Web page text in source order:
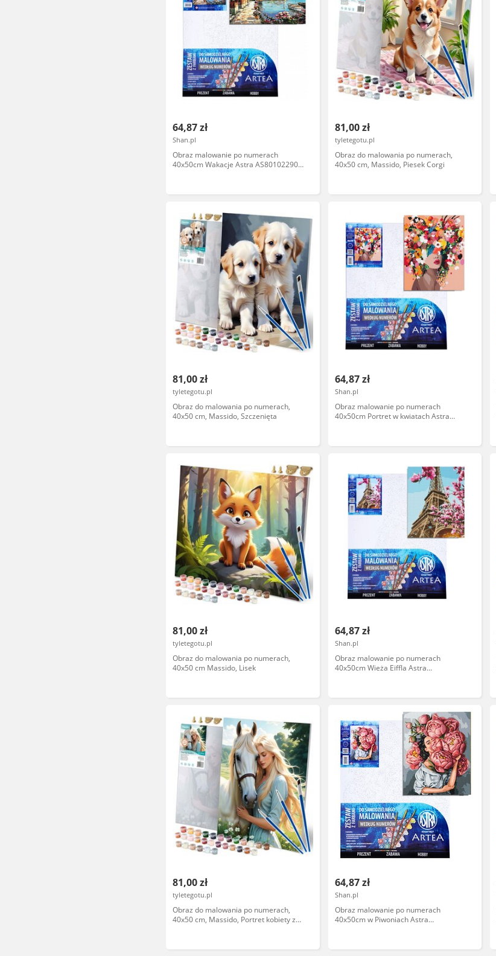
64,87 zł
Shan.pl
Obraz malowanie po numerach
40x50cm Wakacje Astra AS801022908-
81,00 zł
tyletegotu.pl
Obraz do malowania po numerach,
40x50 cm, Massido, Piesek Corgi
81,00 zł
tyletegotu.pl
Obraz do malowania po numerach,
40x50 cm, Massido, Szczenięta
64,87 zł
Shan.pl
Obraz malowanie po numerach
40x50cm Portret w kwiatach Astra
81,00 zł
tyletegotu.pl
Obraz do malowania po numerach,
40x50 cm Massido, Lisek
64,87 zł
Shan.pl
Obraz malowanie po numerach
40x50cm Wieża Eiffla Astra
81,00 zł
tyletegotu.pl
Obraz do malowania po numerach,
40x50 cm, Massido, Portret kobiety z
64,87 zł
Shan.pl
Obraz malowanie po numerach
40x50cm w Piwoniach Astra